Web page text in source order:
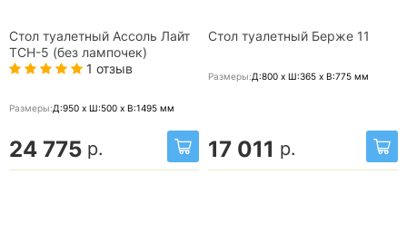
Стол туалетный Ассоль Лайт
ТСН-5 (без лампочек)
1 отзыв
Размеры:Д:950 x Ш:500 x В:1495 мм
24 775 р.
Стол туалетный Берже 11
Размеры:Д:800 x Ш:365 x В:775 мм
17 011 р.